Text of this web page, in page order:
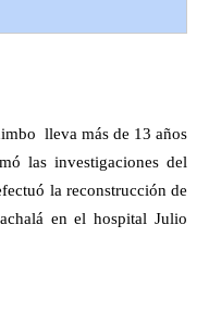
lleva más de 13 años
las investigaciones del
la reconstrucción de
en el hospital Julio